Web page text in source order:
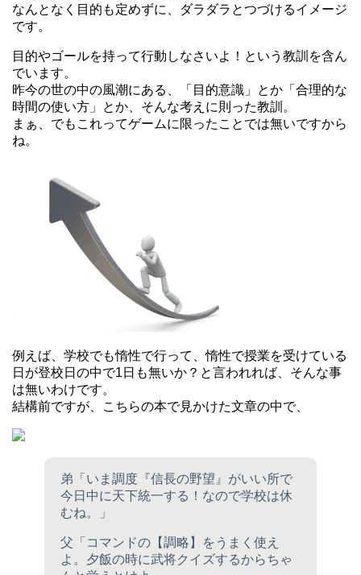
なんとなく目的も定めずに、ダラダラとつづけるイメージ
です。
目的やゴールを持って行動しなさいよ！という教訓を含ん
でいます。
昨今の世の中の風潮にある、「目的意識」とか「合理的な
時間の使い方」とか、そんな考えに則った教訓。
まぁ、でもこれってゲームに限ったことでは無いですから
ね。
例えば、学校でも惰性で行って、惰性で授業を受けている
日が登校日の中で1日も無いか？と言われれば、そんな事
は無いわけです。
結構前ですが、こちらの本で見かけた文章の中で、
弟「いま調度『信長の野望』がいい所で
今日中に天下統一する！なので学校は休
むね。」
父「コマンドの【調略】をうまく使え
よ。夕飯の時に武将クイズするからちゃ